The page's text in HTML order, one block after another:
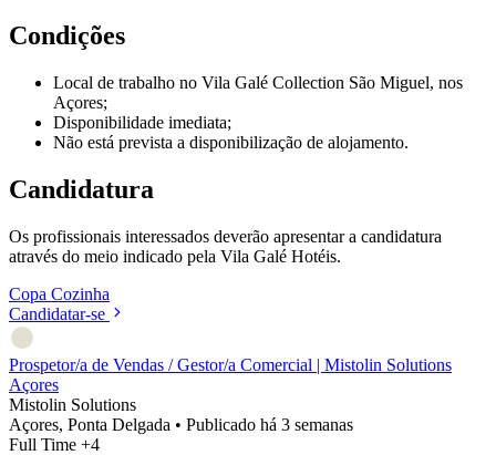
Condições
Local de trabalho no Vila Galé Collection São Miguel, nos
Açores;
Disponibilidade imediata;
Não está prevista a disponibilização de alojamento.
Candidatura
Os profissionais interessados deverão apresentar a candidatura
através do meio indicado pela Vila Galé Hotéis.
Copa Cozinha
Candidatar-se
Prospetor/a de Vendas / Gestor/a Comercial | Mistolin Solutions
Açores
Mistolin Solutions
Açores, Ponta Delgada • Publicado há 3 semanas
Full Time +4